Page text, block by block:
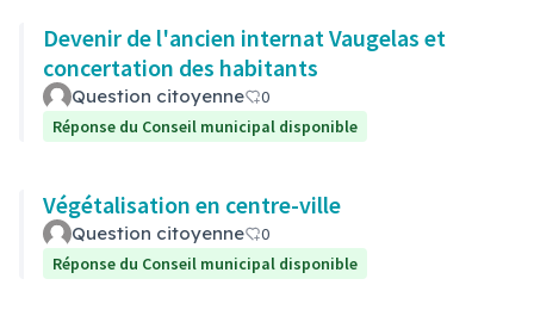
Devenir de l'ancien internat Vaugelas et
concertation des habitants
Question citoyenne
0
Réponse du Conseil municipal disponible
Végétalisation en centre-ville
Question citoyenne
0
Réponse du Conseil municipal disponible